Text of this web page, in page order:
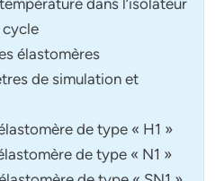
dans l’isolateur
élastomères
de simulation et
de type « H1 »
de type « N1 »